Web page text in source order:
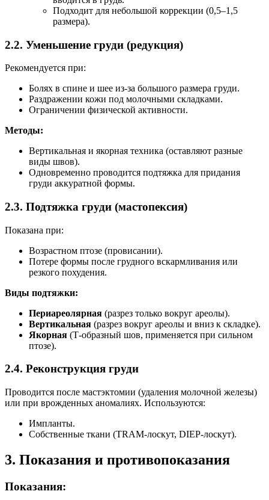
Подходит для небольшой коррекции (0,5–1,5
размера).
2.2. Уменьшение груди (редукция)
Рекомендуется при:
Болях в спине и шее из-за большого размера груди.
Раздражении кожи под молочными складками.
Ограничении физической активности.
Методы:
Вертикальная и якорная техника (оставляют разные
виды швов).
Одновременно проводится подтяжка для придания
груди аккуратной формы.
2.3. Подтяжка груди (мастопексия)
Показана при:
Возрастном птозе (провисании).
Потере формы после грудного вскармливания или
резкого похудения.
Виды подтяжки:
Периареолярная (разрез только вокруг ареолы).
Вертикальная (разрез вокруг ареолы и вниз к складке).
Якорная (Т-образный шов, применяется при сильном
птозе).
2.4. Реконструкция груди
Проводится после мастэктомии (удаления молочной железы)
или при врожденных аномалиях. Используются:
Импланты.
Собственные ткани (TRAM-лоскут, DIEP-лоскут).
3. Показания и противопоказания
Показания: